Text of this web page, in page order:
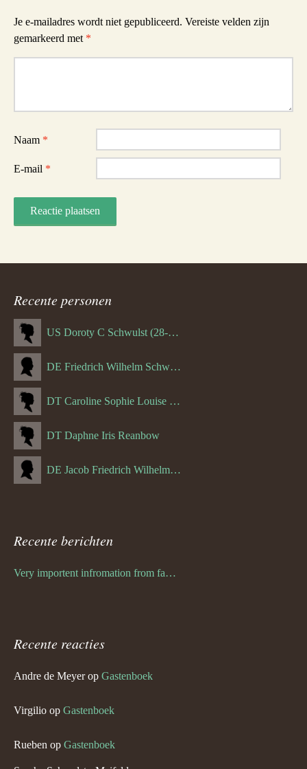
Je e-mailadres wordt niet gepubliceerd. Vereiste velden zijn
gemarkeerd met *
Naam *
E-mail *
Recente personen
US Doroty C Schwulst (28-12-1919)
DE Friedrich Wilhelm Schwulst
DT Caroline Sophie Louise Schreuder born Schwulst (13-05-1866)
DT Daphne Iris Reanbow
DE Jacob Friedrich Wilhelm Hurth
Recente berichten
Very importent infromation from family Schwulst
Recente reacties
Andre de Meyerop Gastenboek
Virgilio op Gastenboek
Rueben op Gastenboek